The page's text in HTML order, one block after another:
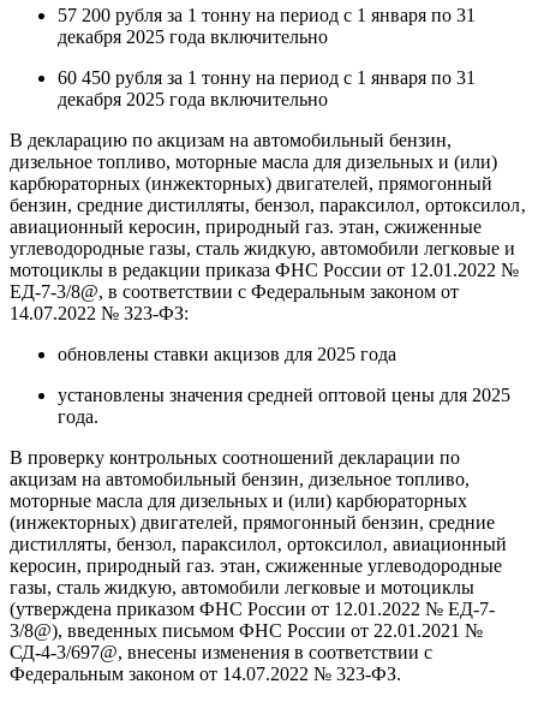
57 200 рубля за 1 тонну на период с 1 января по 31
декабря 2025 года включительно
60 450 рубля за 1 тонну на период с 1 января по 31
декабря 2025 года включительно
В декларацию по акцизам на автомобильный бензин,
дизельное топливо, моторные масла для дизельных и (или)
карбюраторных (инжекторных) двигателей, прямогонный
бензин, средние дистилляты, бензол, параксилол‚ ортоксилол‚
авиационный керосин, природный газ. этан, сжиженные
углеводородные газы, сталь жидкую, автомобили легковые и
мотоциклы в редакции приказа ФНС России от 12.01.2022 №
ЕД-7-3/8@, в соответствии с Федеральным законом от
14.07.2022 № 323-ФЗ:
обновлены ставки акцизов для 2025 года
установлены значения средней оптовой цены для 2025
года.
В проверку контрольных соотношений декларации по
акцизам на автомобильный бензин, дизельное топливо,
моторные масла для дизельных и (или) карбюраторных
(инжекторных) двигателей, прямогонный бензин, средние
дистилляты, бензол, параксилол‚ ортоксилол‚ авиационный
керосин, природный газ. этан, сжиженные углеводородные
газы, сталь жидкую, автомобили легковые и мотоциклы
(утверждена приказом ФНС России от 12.01.2022 № ЕД-7-
3/8@), введенных письмом ФНС России от 22.01.2021 №
СД-4-3/697@, внесены изменения в соответствии с
Федеральным законом от 14.07.2022 № 323-ФЗ.